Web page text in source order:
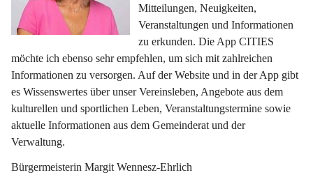
Mitteilungen, Neuigkeiten,
Veranstaltungen und Informationen
zu erkunden. Die App CITIES
möchte ich ebenso sehr empfehlen, um sich mit zahlreichen
Informationen zu versorgen. Auf der Website und in der App gibt
es Wissenswertes über unser Vereinsleben, Angebote aus dem
kulturellen und sportlichen Leben, Veranstaltungstermine sowie
aktuelle Informationen aus dem Gemeinderat und der
Verwaltung.
Bürgermeisterin Margit Wennesz-Ehrlich